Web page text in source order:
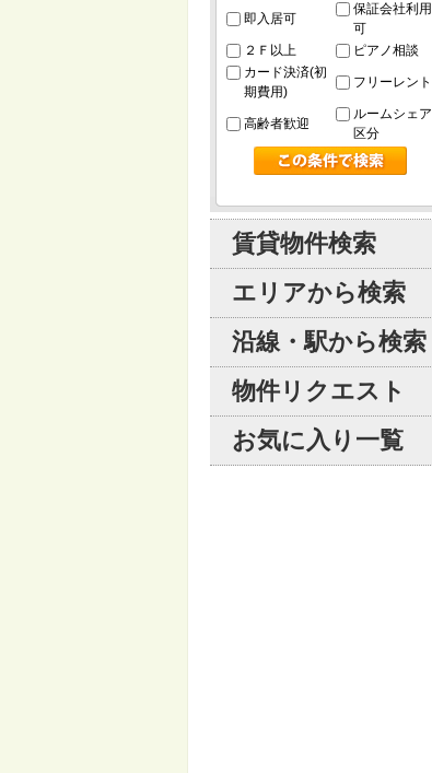
即入居可
保証会社利用
可
２Ｆ以上
ピアノ相談
カード決済(初
期費用)
フリーレント
高齢者歓迎
ルームシェア
区分
賃貸物件検索
エリアから検索
沿線・駅から検索
物件リクエスト
お気に入り一覧